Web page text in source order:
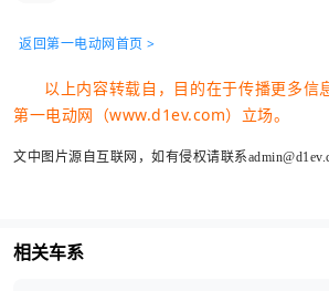
返回第一电动网首页 >
以上内容转载自，目的在于传播更多信
第一电动网（www.d1ev.com）立场。
文中图片源自互联网，如有侵权请联系
相关车系